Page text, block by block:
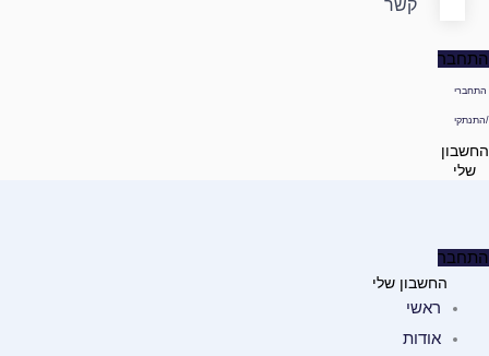
קשר
התחבר
התחברי
/התנתקי
החשבון
שלי
התחבר
החשבון שלי
ראשי
אודות